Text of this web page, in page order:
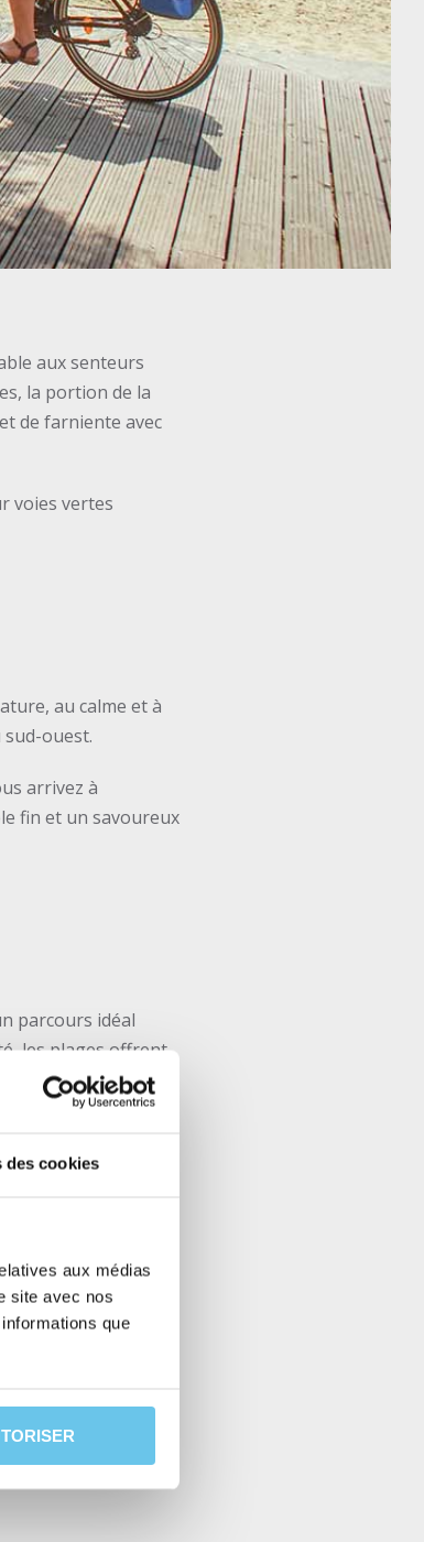
des cookies
aux médias
site avec nos
que
aux senteurs
la portion de la
de farniente avec
voies vertes
au calme et à
ouest.
arrivez à
fin et un savoureux
parcours idéal
les plages offrent
de varier les
cette véloroute.
du bordelais
de la forêt